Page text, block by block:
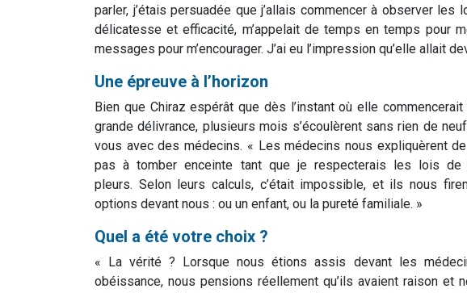
parler, j’étais persuadée que j’allais commencer à observer
délicatesse et efficacité, m’appelait de temps en temps pour
messages pour m’encourager. J’ai eu l’impression qu’elle allait
Une épreuve à l’horizon
Bien que Chiraz espérât que dès l’instant où elle
grande délivrance, plusieurs mois s’écoulèrent sans rien de
vous avec des médecins. « Les médecins nous expliquèrent de
pas à tomber enceinte tant que je respecterais les lois de
pleurs. Selon leurs calculs, c’était impossible, et ils nous
options devant nous : ou un enfant, ou la pureté familiale. »
Quel a été votre choix ?
« La vérité ? Lorsque nous étions assis devant les
obéissance, nous pensions réellement qu’ils avaient raison et